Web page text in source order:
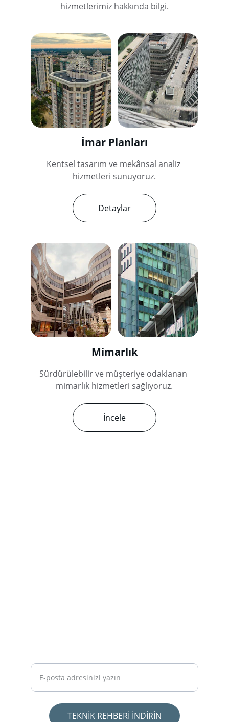
hizmetlerimiz hakkında bilgi.
İmar Planları
Kentsel tasarım ve mekânsal analiz
hizmetleri sunuyoruz.
Detaylar
Mimarlık
Sürdürülebilir ve müşteriye odaklanan
mimarlık hizmetleri sağlıyoruz.
İncele
TEKNİK REHBERİ İNDİRİN